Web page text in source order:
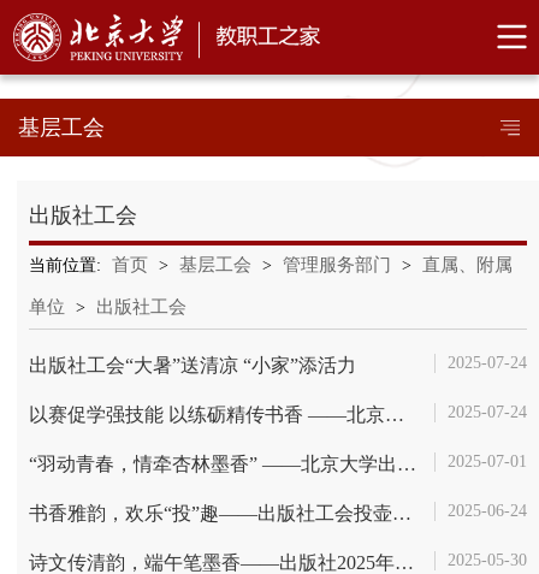
基层工会
出版社工会
当前位置: 首页 > 基层工会 > 管理服务部门 > 直属、附属
单位 > 出版社工会
出版社工会“大暑”送清凉 “小家”添活力 2025-07-24
以赛促学强技能 以练砺精传书香​ ——北京大学出版社成功举办“未名书... 2025-07-24
“羽动青春，情牵杏林墨香” ——北京大学出版社羽毛球社团交流活动 2025-07-01
书香雅韵，欢乐“投”趣——出版社工会投壶趣味挑战赛圆满落幕 2025-06-24
诗文传清韵，端午笔墨香——出版社2025年端午抄诗会圆满举行 2025-05-30